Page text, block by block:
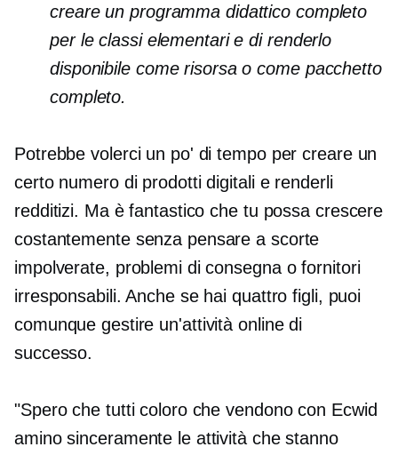
creare un programma didattico completo
per le classi elementari e di renderlo
disponibile come risorsa o come pacchetto
completo.
Potrebbe volerci un po' di tempo per creare un
certo numero di prodotti digitali e renderli
redditizi. Ma è fantastico che tu possa crescere
costantemente senza pensare a scorte
impolverate, problemi di consegna o fornitori
irresponsabili. Anche se hai quattro figli, puoi
comunque gestire un'attività online di
successo.
"Spero che tutti coloro che vendono con Ecwid
amino sinceramente le attività che stanno